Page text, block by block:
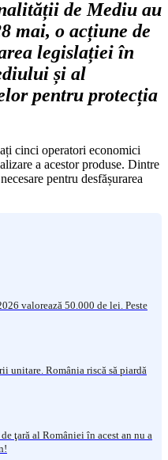
de Mediu au
mai, o acțiune de
legislației în
și al
pentru protecția
cinci operatori economici
a acestor produse. Dintre
pentru desfășurarea
valorează 50.000 de lei. Peste
unitare. România riscă să piardă
ţară al României în acest an nu a